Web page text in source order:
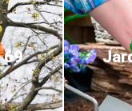
69